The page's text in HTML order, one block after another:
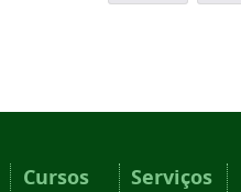
Cursos Serviços